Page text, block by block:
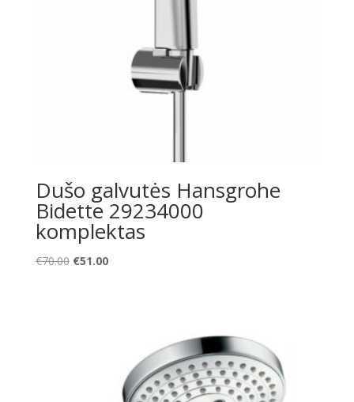
Dušo galvutės Hansgrohe
Bidette 29234000
komplektas
€70.00 Original
€51.00Current